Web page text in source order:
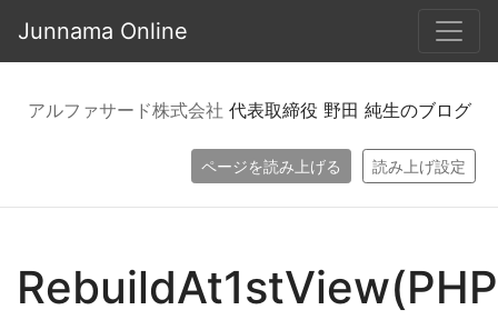
Junnama Online
アルファサード株式会社 代表取締役 野田 純生のブログ
ページを読み上げる 読み上げ設定
RebuildAt1stView(PHP